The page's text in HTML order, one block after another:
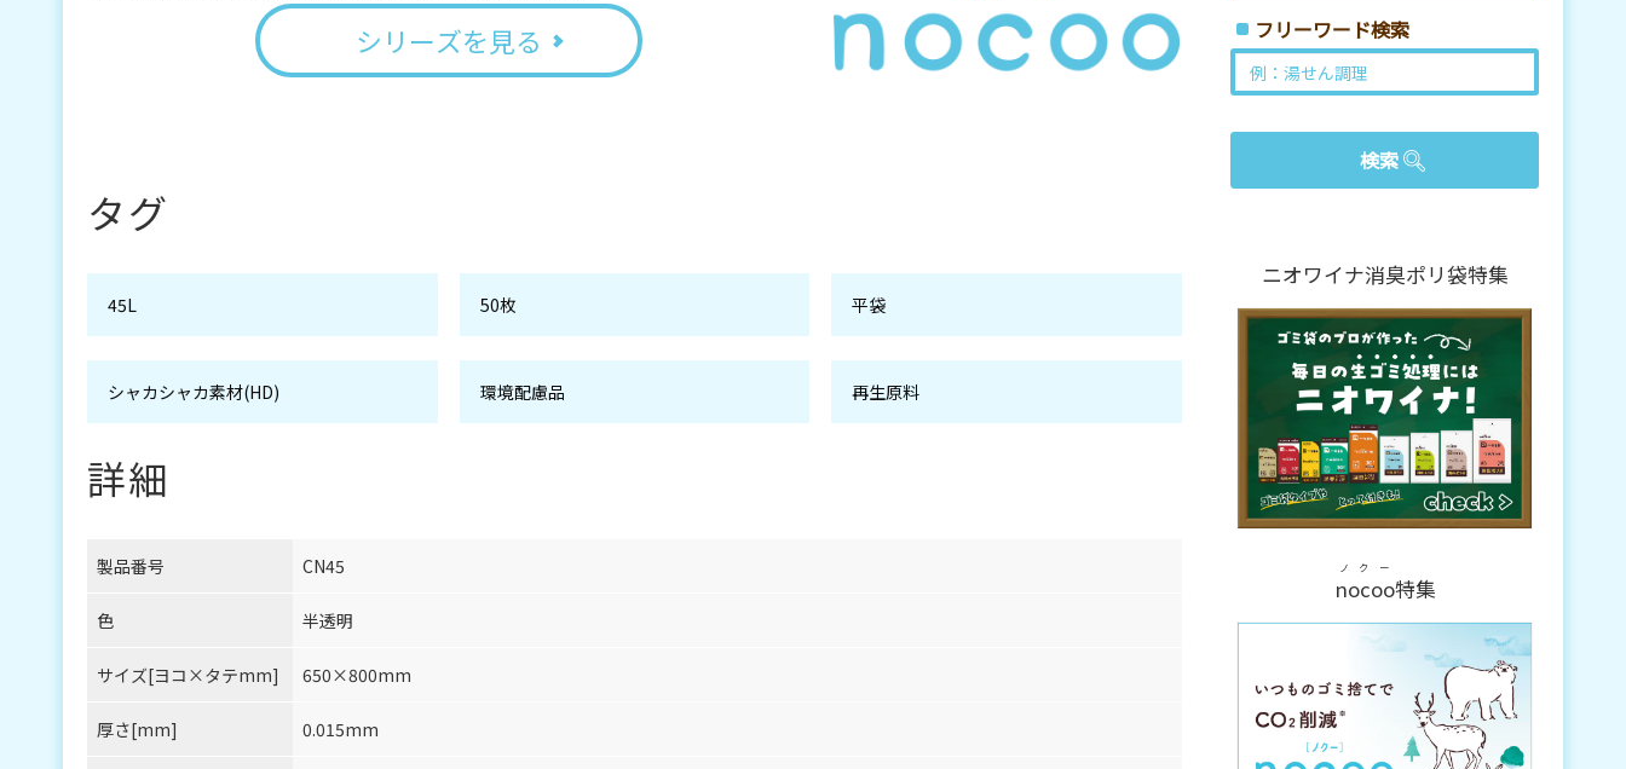
シリーズを見る
タグ
45L 50枚 平袋
シャカシャカ素材(HD) 環境配慮品 再生原料
詳細
製品番号 CN45
色 半透明
サイズ[ヨコ×タテmm] 650×800mm
厚さ[mm] 0.015mm
フリーワード検索
ニオワイナ消臭ポリ袋特集
nocoo
ノクー
特集